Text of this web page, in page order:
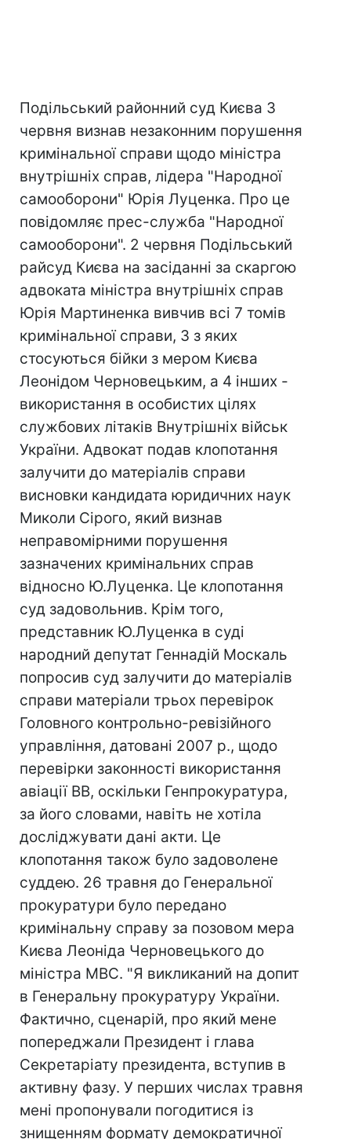
Подільський районний суд Києва 3
червня визнав незаконним порушення
кримінальної справи щодо міністра
внутрішніх справ, лідера "Народної
самооборони" Юрія Луценка. Про це
повідомляє прес-служба "Народної
самооборони". 2 червня Подільський
райсуд Києва на засіданні за скаргою
адвоката міністра внутрішніх справ
Юрія Мартиненка вивчив всі 7 томів
кримінальної справи, 3 з яких
стосуються бійки з мером Києва
Леонідом Черновецьким, а 4 інших -
використання в особистих цілях
службових літаків Внутрішніх військ
України. Адвокат подав клопотання
залучити до матеріалів справи
висновки кандидата юридичних наук
Миколи Сірого, який визнав
неправомірними порушення
зазначених кримінальних справ
відносно Ю.Луценка. Це клопотання
суд задовольнив. Крім того,
представник Ю.Луценка в суді
народний депутат Геннадій Москаль
попросив суд залучити до матеріалів
справи матеріали трьох перевірок
Головного контрольно-ревізійного
управління, датовані 2007 р., щодо
перевірки законності використання
авіації ВВ, оскільки Генпрокуратура,
за його словами, навіть не хотіла
досліджувати дані акти. Це
клопотання також було задоволене
суддею. 26 травня до Генеральної
прокуратури було передано
кримінальну справу за позовом мера
Києва Леоніда Черновецького до
міністра МВС. "Я викликаний на допит
в Генеральну прокуратуру України.
Фактично, сценарій, про який мене
попереджали Президент і глава
Секретаріату президента, вступив в
активну фазу. У перших числах травня
мені пропонували погодитися із
знищенням формату демократичної